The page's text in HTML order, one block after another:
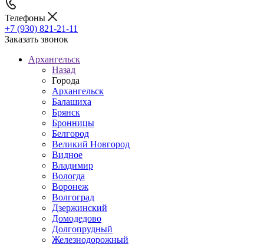
Телефоны
+7 (930) 821-21-11
Заказать звонок
Архангельск
Назад
Города
Архангельск
Балашиха
Брянск
Бронницы
Белгород
Великий Новгород
Видное
Владимир
Вологда
Воронеж
Волгоград
Дзержинский
Домодедово
Долгопрудный
Железнодорожный